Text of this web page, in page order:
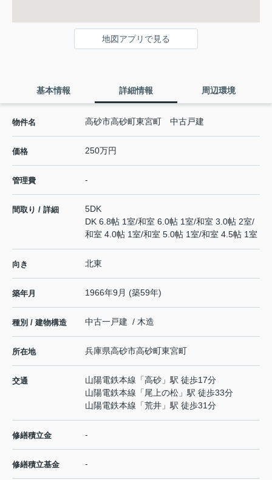
地図アプリで見る
基本情報 詳細情報 周辺環境
物件名 高砂市高砂町東宮町 中古戸建
価格 250万円
管理費 -
間取り / 詳細
5DK
DK 6.8帖 1室/和室 6.0帖 1室/和室 3.0帖 2室/
和室 4.0帖 1室/和室 5.0帖 1室/和室 4.5帖 1室
向き 北東
築年月 1966年9月 (築59年)
種別 / 建物構造 中古一戸建 / 木造
所在地 兵庫県高砂市高砂町東宮町
交通 山陽電鉄本線 「高砂 」駅 徒歩17分
山陽電鉄本線 「尾上の松 」駅 徒歩33分
山陽電鉄本線 「荒井 」駅 徒歩31分
修繕積立金 -
修繕積立基金 -